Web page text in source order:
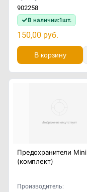
902258
В наличии:1шт.
150,00 руб.
В корзину
Предохранители Mini
(комплект)
Производитель: